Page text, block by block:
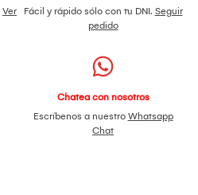
Ver
Fácil y rápido sólo con tu DNI. Seguir
pedido
Chatea con nosotros
Escríbenos a nuestro Whatsapp
Chat